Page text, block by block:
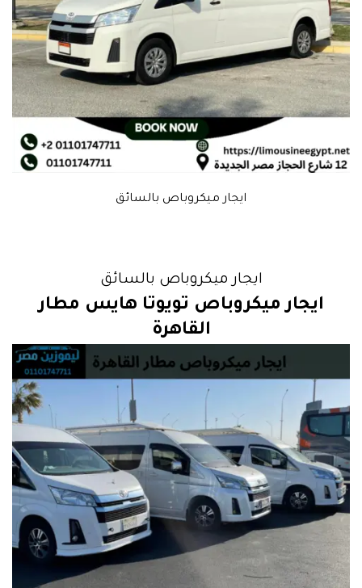
ايجار ميكروباص بالسائق
ايجار ميكروباص بالسائق
ايجار ميكروباص تويوتا هايس مطار
القاهرة